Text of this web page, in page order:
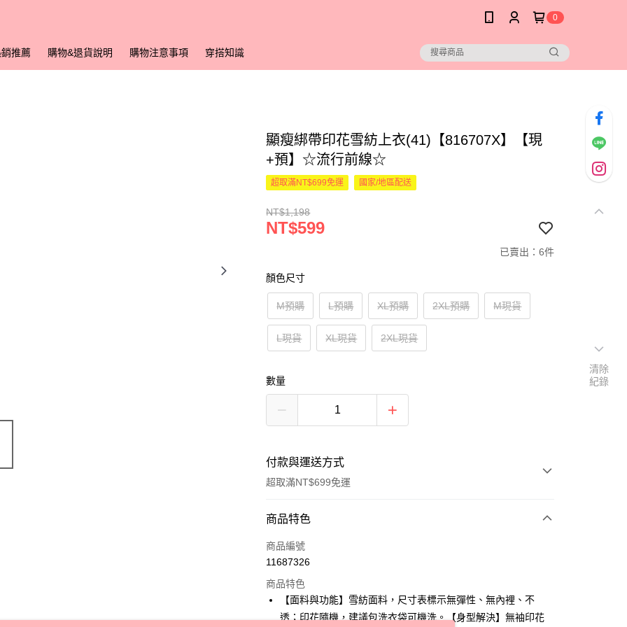
0
推薦 購物&退貨說明 購物注意事項 穿搭知識
顯瘦綁帶印花雪紡上衣(41)【816707X】【現
+預】☆流行前線☆
超取滿NT$699免運 國家/地區配送
NT$1,198
NT$599
已賣出：6件
顏色尺寸
M預購 L預購 XL預購 2XL預購 M現貨
L現貨 XL現貨 2XL現貨
數量
付款與運送方式
超取滿NT$699免運
付款方式
信用卡一次付款
LINE Pay
Apple Pay
商品特色
商品編號
11687326
商品特色
【面料與功能】雪紡面料，尺寸表標示無彈性、無內裡、不
透；印花隨機，建議包洗衣袋可機洗。【身型解決】無袖印花
清除
紀錄